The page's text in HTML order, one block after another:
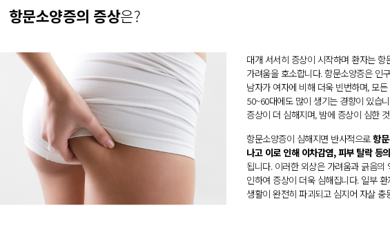
항문소양증의 증상은?
대개 서서히 증상이 시작하며 환자는 항
가려움을 호소합니다. 항문소양증은 인
남자가 여자에 비해 더욱 빈번하며, 모
50~60대에도 많이 생기는 경향이 있습
증상이 더 심해지며, 밤에 증상이 심한
항문소양증이 심해지면 반사적으로항
나고 이로 인해 이차감염, 피부 탈락 등
됩니다. 이러한 외상은 가려움과 긁음의
인하여 증상이 더욱 심해집니다. 일부
생활이 완전히 파괴되고 심지어 자살 충